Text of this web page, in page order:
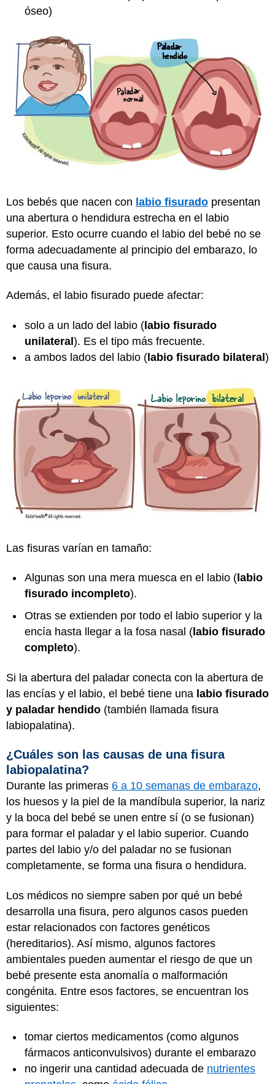
óseo)
Los bebés que nacen con labio fisurado presentan
una abertura o hendidura estrecha en el labio
superior. Esto ocurre cuando el labio del bebé no se
forma adecuadamente al principio del embarazo, lo
que causa una fisura.
Además, el labio fisurado puede afectar:
solo a un lado del labio (labio fisurado
unilateral). Es el tipo más frecuente.
a ambos lados del labio (labio fisurado bilateral)
Las fisuras varían en tamaño:
Algunas son una mera muesca en el labio ( labio
fisurado incompleto).
Otras se extienden por todo el labio superior y la
encía hasta llegar a la fosa nasal ( labio fisurado
completo).
Si la abertura del paladar conecta con la abertura de
las encías y el labio, el bebé tiene una labio fisurado
y paladar hendido (también llamada fisura
labiopalatina).
¿Cuáles son las causas de una fisura
labiopalatina?
Durante las primeras 6 a 10 semanas de embarazo,
los huesos y la piel de la mandíbula superior, la nariz
y la boca del bebé se unen entre sí (o se fusionan)
para formar el paladar y el labio superior. Cuando
partes del labio y/o del paladar no se fusionan
completamente, se forma una fisura o hendidura.
Los médicos no siempre saben por qué un bebé
desarrolla una fisura, pero algunos casos pueden
estar relacionados con factores genéticos
(hereditarios). Así mismo, algunos factores
ambientales pueden aumentar el riesgo de que un
bebé presente esta anomalía o malformación
congénita. Entre esos factores, se encuentran los
siguientes:
tomar ciertos medicamentos (como algunos
fármacos anticonvulsivos) durante el embarazo
no ingerir una cantidad adecuada de nutrientes